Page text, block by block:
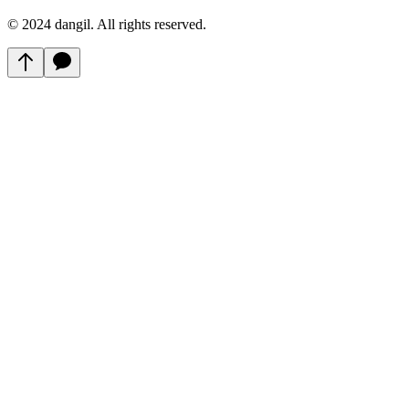
© 2024 dangil. All rights reserved.